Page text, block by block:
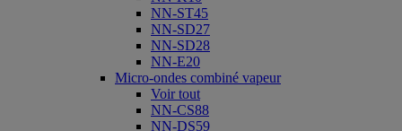
NN-ST45
NN-SD27
NN-SD28
NN-E20
Micro-ondes combiné vapeur
Voir tout
NN-CS88
NN-DS59